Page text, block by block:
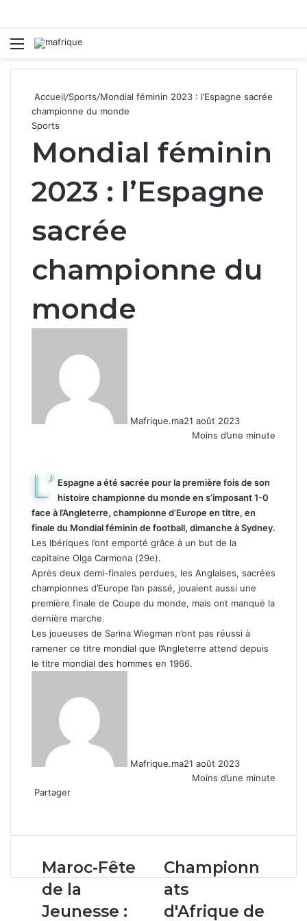
Menu
Accueil/Sports/Mondial féminin 2023 : l’Espagne sacrée
championne du monde
Sports
Mondial féminin
2023 : l’Espagne
sacrée
championne du
monde
Mafrique.ma21 août 2023
Moins d’une minute
L’ Espagne a été sacrée pour la première fois de son
histoire championne du monde en s’imposant 1-0
face à l’Angleterre, championne d’Europe en titre, en
finale du Mondial féminin de football, dimanche à Sydney.
Les Ibériques l’ont emporté grâce à un but de la
capitaine Olga Carmona (29e).
Après deux demi-finales perdues, les Anglaises, sacrées
championnes d’Europe l’an passé, jouaient aussi une
première finale de Coupe du monde, mais ont manqué la
dernière marche.
Les joueuses de Sarina Wiegman n’ont pas réussi à
ramener ce titre mondial que l’Angleterre attend depuis
le titre mondial des hommes en 1966.
Mafrique.ma21 août 2023
Moins d’une minute
Partager
email
Maroc-
Fête
de
la
Maroc-Fête
de la
Jeunesse :
Championnats
d'Afrique
de
karaté
Championn
ats
d'Afrique de